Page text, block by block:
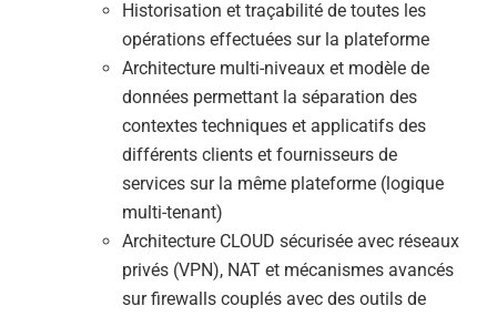
Historisation et traçabilité de toutes les
opérations effectuées sur la plateforme
Architecture multi-niveaux et modèle de
données permettant la séparation des
contextes techniques et applicatifs des
différents clients et fournisseurs de
services sur la même plateforme (logique
multi-tenant)
Architecture CLOUD sécurisée avec réseaux
privés (VPN), NAT et mécanismes avancés
sur firewalls couplés avec des outils de